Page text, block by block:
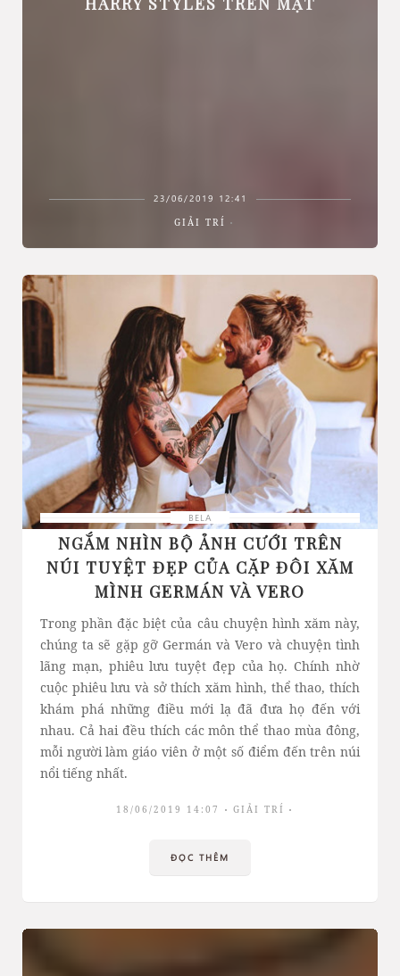
23/06/2019 12:41
GIẢI TRÍ
BELA
NGẮM NHÌN BỘ ẢNH CƯỚI TRÊN
NÚI TUYỆT ĐẸP CỦA CẶP ĐÔI XĂM
MÌNH GERMÁN VÀ VERO
Trong phần đặc biệt của câu chuyện hình xăm này,
chúng ta sẽ gặp gỡ Germán và Vero và chuyện tình
lãng mạn, phiêu lưu tuyệt đẹp của họ. Chính nhờ
cuộc phiêu lưu và sở thích xăm hình, thể thao, thích
khám phá những điều mới lạ đã đưa họ đến với
nhau. Cả hai đều thích các môn thể thao mùa đông,
mỗi người làm giáo viên ở một số điểm đến trên núi
nổi tiếng nhất.
18/06/2019 14:07 GIẢI TRÍ
ĐỌC THÊM